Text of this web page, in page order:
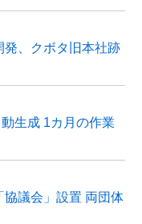
発、クボタ旧本社跡
生成 1カ月の作業
協議会」設置 両団体